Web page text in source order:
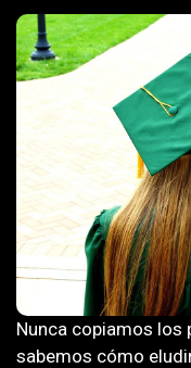
Nunca copiamos
sabemos cómo